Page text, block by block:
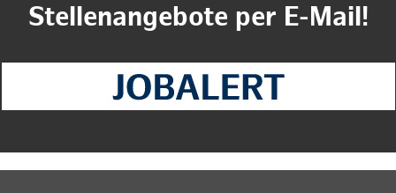
Stellenangebote per E-Mail!